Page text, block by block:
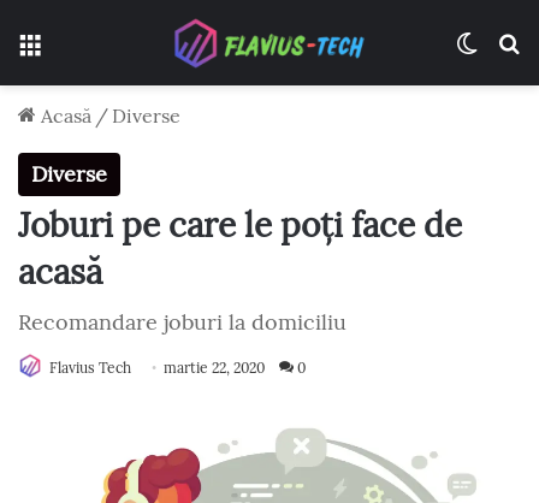
Acasă / Diverse
Diverse
Joburi pe care le poți face de
acasă
Recomandare joburi la domiciliu
Flavius Tech martie 22, 2020 0